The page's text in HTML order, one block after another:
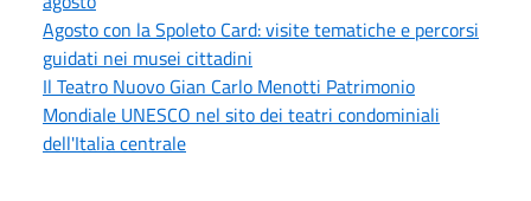
Agosto con la Spoleto Card: visite tematiche e percorsi
guidati nei musei cittadini
Il Teatro Nuovo Gian Carlo Menotti Patrimonio
Mondiale UNESCO nel sito dei teatri condominiali
dell'Italia centrale